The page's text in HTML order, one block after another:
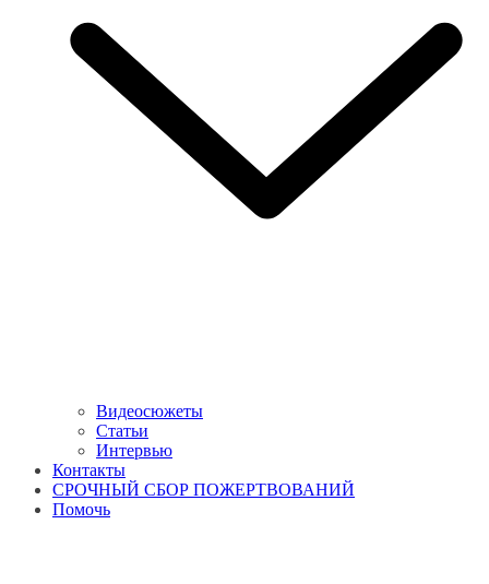
Видеосюжеты
Статьи
Интервью
Контакты
СРОЧНЫЙ СБОР ПОЖЕРТВОВАНИЙ
Помочь